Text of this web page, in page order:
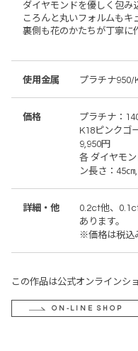
ダイヤモンドを優しく包み
ころんと丸いフォルムもキ
裏側も花のかたちが丁寧に
使用金属 プラチナ950/
価格
プラチナ：
K18ピンクゴ
9,950円
各 ダイヤモ
ン長さ：45
詳細・他
0.2ct他、
あります。
※価格は税込
この作品は公式オンラインシ
ON-LINE SHOP